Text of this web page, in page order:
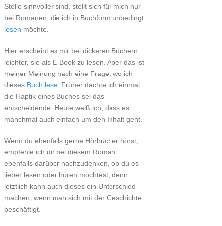
Stelle sinnvoller sind, stellt sich für mich nur
bei Romanen, die ich in Buchform unbedingt
lesen möchte.
Hier erscheint es mir bei dickeren Büchern
leichter, sie als E-Book zu lesen. Aber das ist
meiner Meinung nach eine Frage, wo ich
dieses Buch lese. Früher dachte ich einmal
die Haptik eines Buches sei das
entscheidende. Heute weiß ich, dass es
manchmal auch einfach um den Inhalt geht.
Wenn du ebenfalls gerne Hörbücher hörst,
empfehle ich dir bei diesem Roman
ebenfalls darüber nachzudenken, ob du es
lieber lesen oder hören möchtest, denn
letztlich kann auch dieses ein Unterschied
machen, wenn man sich mit der Geschichte
beschäftigt.